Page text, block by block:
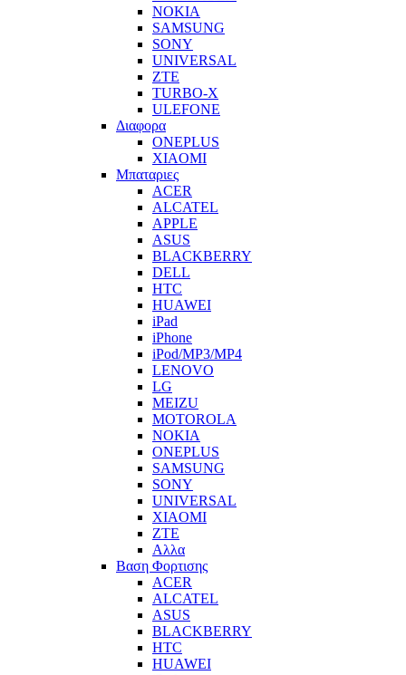
NOKIA
SAMSUNG
SONY
UNIVERSAL
ZTE
TURBO-X
ULEFONE
Διαφορα
ONEPLUS
XIAOMI
Μπαταριες
ACER
ALCATEL
APPLE
ASUS
BLACKBERRY
DELL
HTC
HUAWEI
iPad
iPhone
iPod/MP3/MP4
LENOVO
LG
MEIZU
MOTOROLA
NOKIA
ONEPLUS
SAMSUNG
SONY
UNIVERSAL
XIAOMI
ZTE
Αλλα
Βαση Φορτισης
ACER
ALCATEL
ASUS
BLACKBERRY
HTC
HUAWEI